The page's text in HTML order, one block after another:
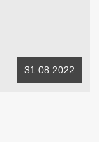
31.08.2022